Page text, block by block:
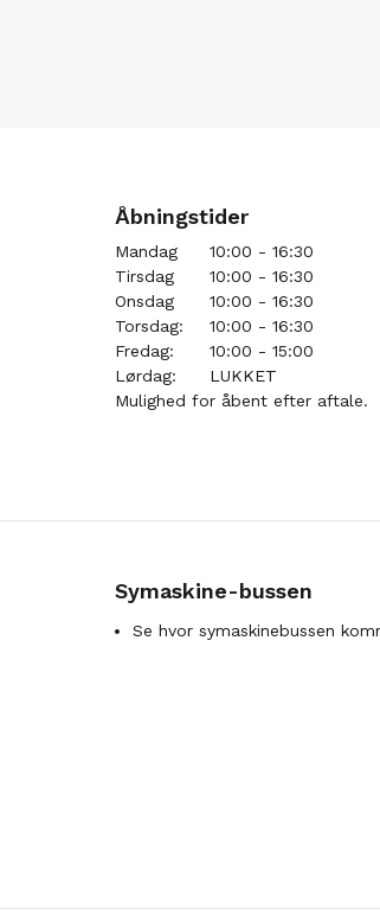
Åbningstider
Mandag
10:00 - 16:30
Tirsdag
10:00 - 16:30
Onsdag
10:00 - 16:30
Torsdag:
10:00 - 16:30
Fredag:
10:00 - 15:00
Lørdag:
LUKKET
Mulighed for åbent efter aftale.
Symaskine-bussen
Se hvor symaskinebussen